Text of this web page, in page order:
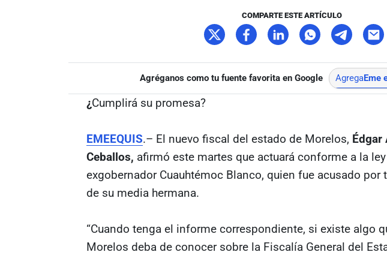
COMPARTE ESTE ARTÍCULO
Agréganos como tu fuente favorita en Google AgregaEme
¿Cumplirá su promesa?
EMEEQUIS.– El nuevo fiscal del estado de Morelos, Édgar
Ceballos, afirmó este martes que actuará conforme a la
exgobernador Cuauhtémoc Blanco, quien fue acusado por
de su media hermana.
“Cuando tenga el informe correspondiente, si existe algo
Morelos deba de conocer sobre la Fiscalía General del